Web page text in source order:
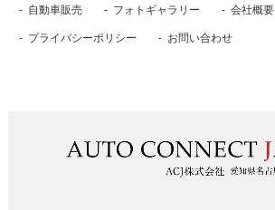
自動車販売
フォトギャラリー 会社概要
プライバシーポリシー
お問い合わせ